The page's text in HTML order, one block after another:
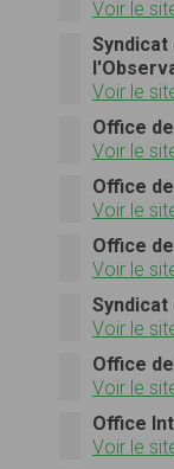
Voir le
Voir le
Office
Voir le
Office
Voir le
Office
Voir le
Voir le
Office
Voir le
Office
Voir le